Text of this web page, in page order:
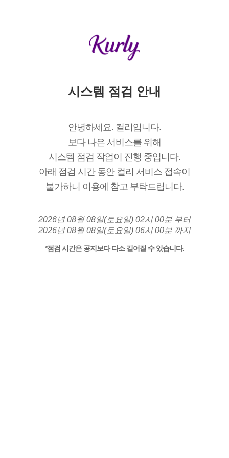
시스템 점검 안내
안녕하세요. 컬리입니다.
보다 나은 서비스를 위해
시스템 점검 작업이 진행 중입니다.
아래 점검 시간 동안 컬리 서비스 접속이
불가하니 이용에 참고 부탁드립니다.
2026년 08월 08일(토요일) 02시 00분 부터
2026년 08월 08일(토요일) 06시 00분 까지
*점검 시간은 공지보다 다소 길어질 수 있습니다.